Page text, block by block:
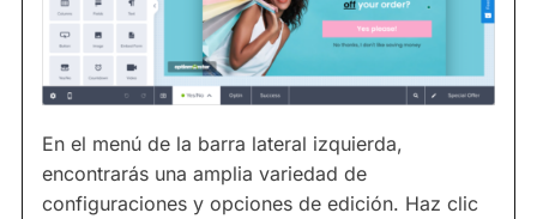
En el menú de la barra lateral izquierda,
encontrarás una amplia variedad de
configuraciones y opciones de edición. Haz clic